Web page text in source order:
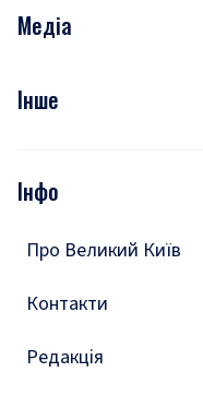
Рецепти
Медіа
Фото
Подкасти
Інше
Тести
Інфо
Про Великий Київ
Контакти
Редакція